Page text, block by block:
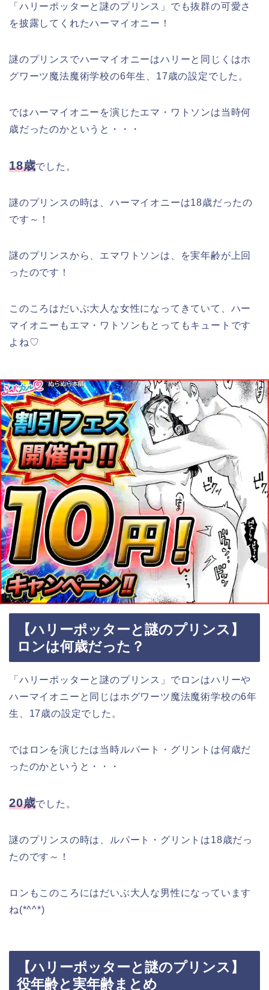
「ハリーポッターと謎のプリンス」でも抜群の可愛さ
を披露してくれたハーマイオニー！
謎のプリンスでハーマイオニーはハリーと同じくはホ
グワーツ魔法魔術学校の6年生、17歳の設定でした。
ではハーマイオニーを演じたエマ・ワトソンは当時何
歳だったのかというと・・・
18歳でした。
謎のプリンスの時は、ハーマイオニーは18歳だったの
です～！
謎のプリンスから、エマワトソンは、を実年齢が上回
ったのです！
このころはだいぶ大人な女性になってきていて、ハー
マイオニーもエマ・ワトソンもとってもキュートです
よね♡
【ハリーポッターと謎のプリンス】
ロンは何歳だった？
「ハリーポッターと謎のプリンス」でロンはハリーや
ハーマイオニーと同じはホグワーツ魔法魔術学校の6年
生、17歳の設定でした。
ではロンを演じたは当時ルパート・グリントは何歳だ
ったのかというと・・・
20歳でした。
謎のプリンスの時は、ルパート・グリントは18歳だっ
たのです～！
ロンもこのころにはだいぶ大人な男性になっています
ね(*^^*)
【ハリーポッターと謎のプリンス】
役年齢と実年齢まとめ